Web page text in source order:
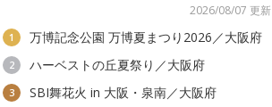
2026/08/07 更新
1 万博記念公園 万博夏まつり2026／大阪府
2 ハーベストの丘夏祭り／大阪府
3 SBI舞花火 in 大阪・泉南／大阪府